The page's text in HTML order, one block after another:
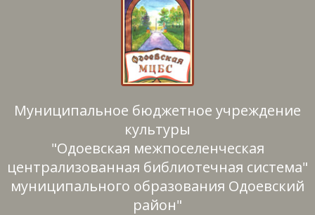
Муниципальное бюджетное учреждение
культуры
"Одоевская межпоселенческая
централизованная библиотечная система"
муниципального образования Одоевский
район"